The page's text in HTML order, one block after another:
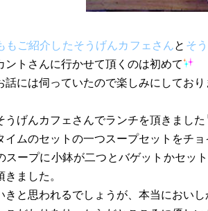
もご紹介したそうげんカフェさんと そ
ントさんに行かせて頂くのは初めて
話には伺っていたので楽しみにしており
うげんカフェさんでランチを頂きました
イムのセットの一つスープセットをチョ
スープに小鉢が二つとバゲットかセッ
きました。
きと思われるでしょうが、本当においし